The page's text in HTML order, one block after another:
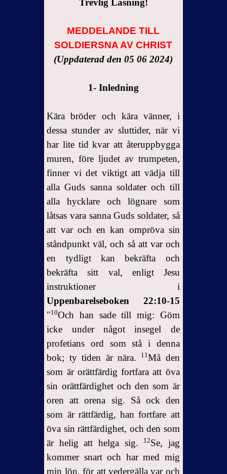
MEDDELANDE TILL
SOLDIERSNA AV CHRIST
(Uppdaterad den 05 06 2024)
1- Inledning
Kära bröder och kära vänner, i
dessa stunder av sluttider, när vi
har lite tid kvar att återuppbygga
muren, före ljudet av trumpeten,
finner vi det viktigt att vädja till
alla Guds sanna soldater och till
alla hycklare och lögnare som
låtsas vara sanna Guds soldater, så
att var och en kan ompröva sin
ståndpunkt väl, och så att var och
en tydligt kan bekräfta och
bekräfta sitt val, enligt Jesu
instruktioner i
Uppenbarelseboken 22:10-15
"10Och han sade till mig: Göm
icke under något insegel de
profetians ord som stå i denna
bok; ty tiden är nära.
11Må den
som är orättfärdig fortfara att öva
sin orättfärdighet och den som är
oren att orena sig. Så ock den
som är rättfärdig, han fortfare att
öva sin rättfärdighet, och den som
är helig att helga sig.
12Se, jag
kommer snart och har med mig
min lön, för att vedergälla var och